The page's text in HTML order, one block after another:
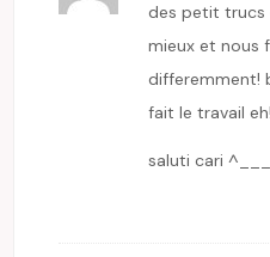
des petit trucs
mieux et nous
differemment!
fait le travail
saluti cari